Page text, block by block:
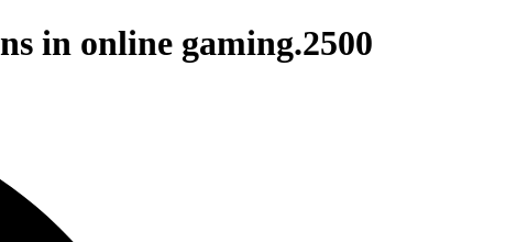
in online gaming.2500